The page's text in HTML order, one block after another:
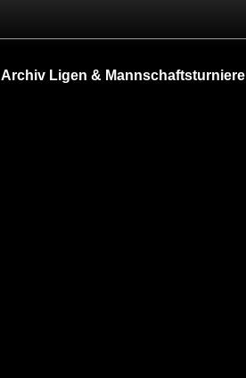
Archiv Ligen & Mannschaftsturniere